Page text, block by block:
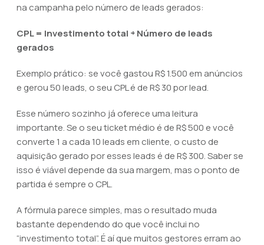
na campanha pelo número de leads gerados:
CPL = Investimento total ÷ Número de leads
gerados
Exemplo prático: se você gastou R$ 1.500 em anúncios
e gerou 50 leads, o seu CPL é de R$ 30 por lead.
Esse número sozinho já oferece uma leitura
importante. Se o seu ticket médio é de R$ 500 e você
converte 1 a cada 10 leads em cliente, o custo de
aquisição gerado por esses leads é de R$ 300. Saber se
isso é viável depende da sua margem, mas o ponto de
partida é sempre o CPL.
A fórmula parece simples, mas o resultado muda
bastante dependendo do que você inclui no
“investimento total”. É aí que muitos gestores erram ao